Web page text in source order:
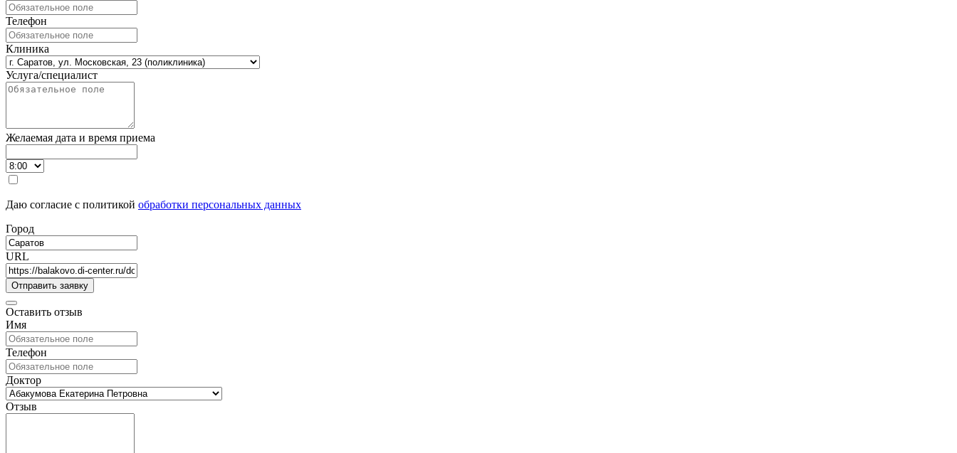
Телефон
Клиника
Услуга/специалист
Желаемая дата и время приема
Даю согласие с политикой обработки персональных данных
Город
URL
Оставить отзыв
Имя
Телефон
Доктор
Отзыв